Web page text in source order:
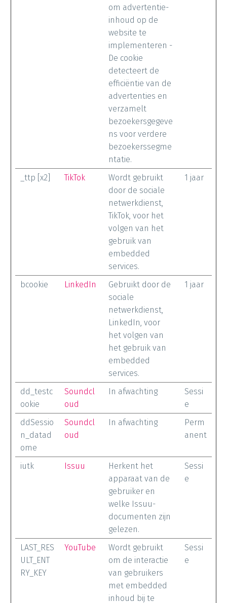
om advertentie-
inhoud op de
website te
implementeren -
De cookie
detecteert de
efficiëntie van de
advertenties en
verzamelt
bezoekersgegeve
ns voor verdere
bezoekerssegme
ntatie.
_ttp [x2] TikTok
Wordt gebruikt
door de sociale
netwerkdienst,
TikTok, voor het
volgen van het
gebruik van
embedded
services.
1 jaar
bcookie LinkedIn
Gebruikt door de
sociale
netwerkdienst,
LinkedIn, voor
het volgen van
het gebruik van
embedded
services.
1 jaar
dd_testc
ookie
Soundcl
oud
In afwachting
Sessi
e
ddSessio
n_datad
ome
Soundcl
oud
In afwachting
Perm
anent
iutk Issuu
Herkent het
apparaat van de
gebruiker en
welke Issuu-
documenten zijn
gelezen.
Sessi
e
LAST_RES
ULT_ENT
RY_KEY
YouTube
Wordt gebruikt
om de interactie
van gebruikers
met embedded
inhoud bij te
Sessi
e